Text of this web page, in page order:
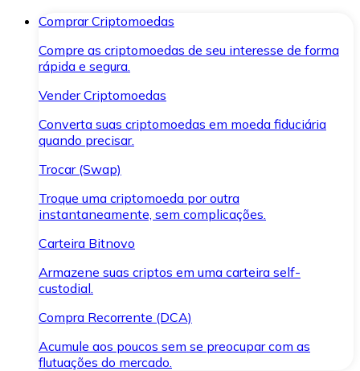
Comprar Criptomoedas
Compre as criptomoedas de seu interesse de forma
rápida e segura.
Vender Criptomoedas
Converta suas criptomoedas em moeda fiduciária
quando precisar.
Trocar (Swap)
Troque uma criptomoeda por outra
instantaneamente, sem complicações.
Carteira Bitnovo
Armazene suas criptos em uma carteira self-
custodial.
Compra Recorrente (DCA)
Acumule aos poucos sem se preocupar com as
flutuações do mercado.